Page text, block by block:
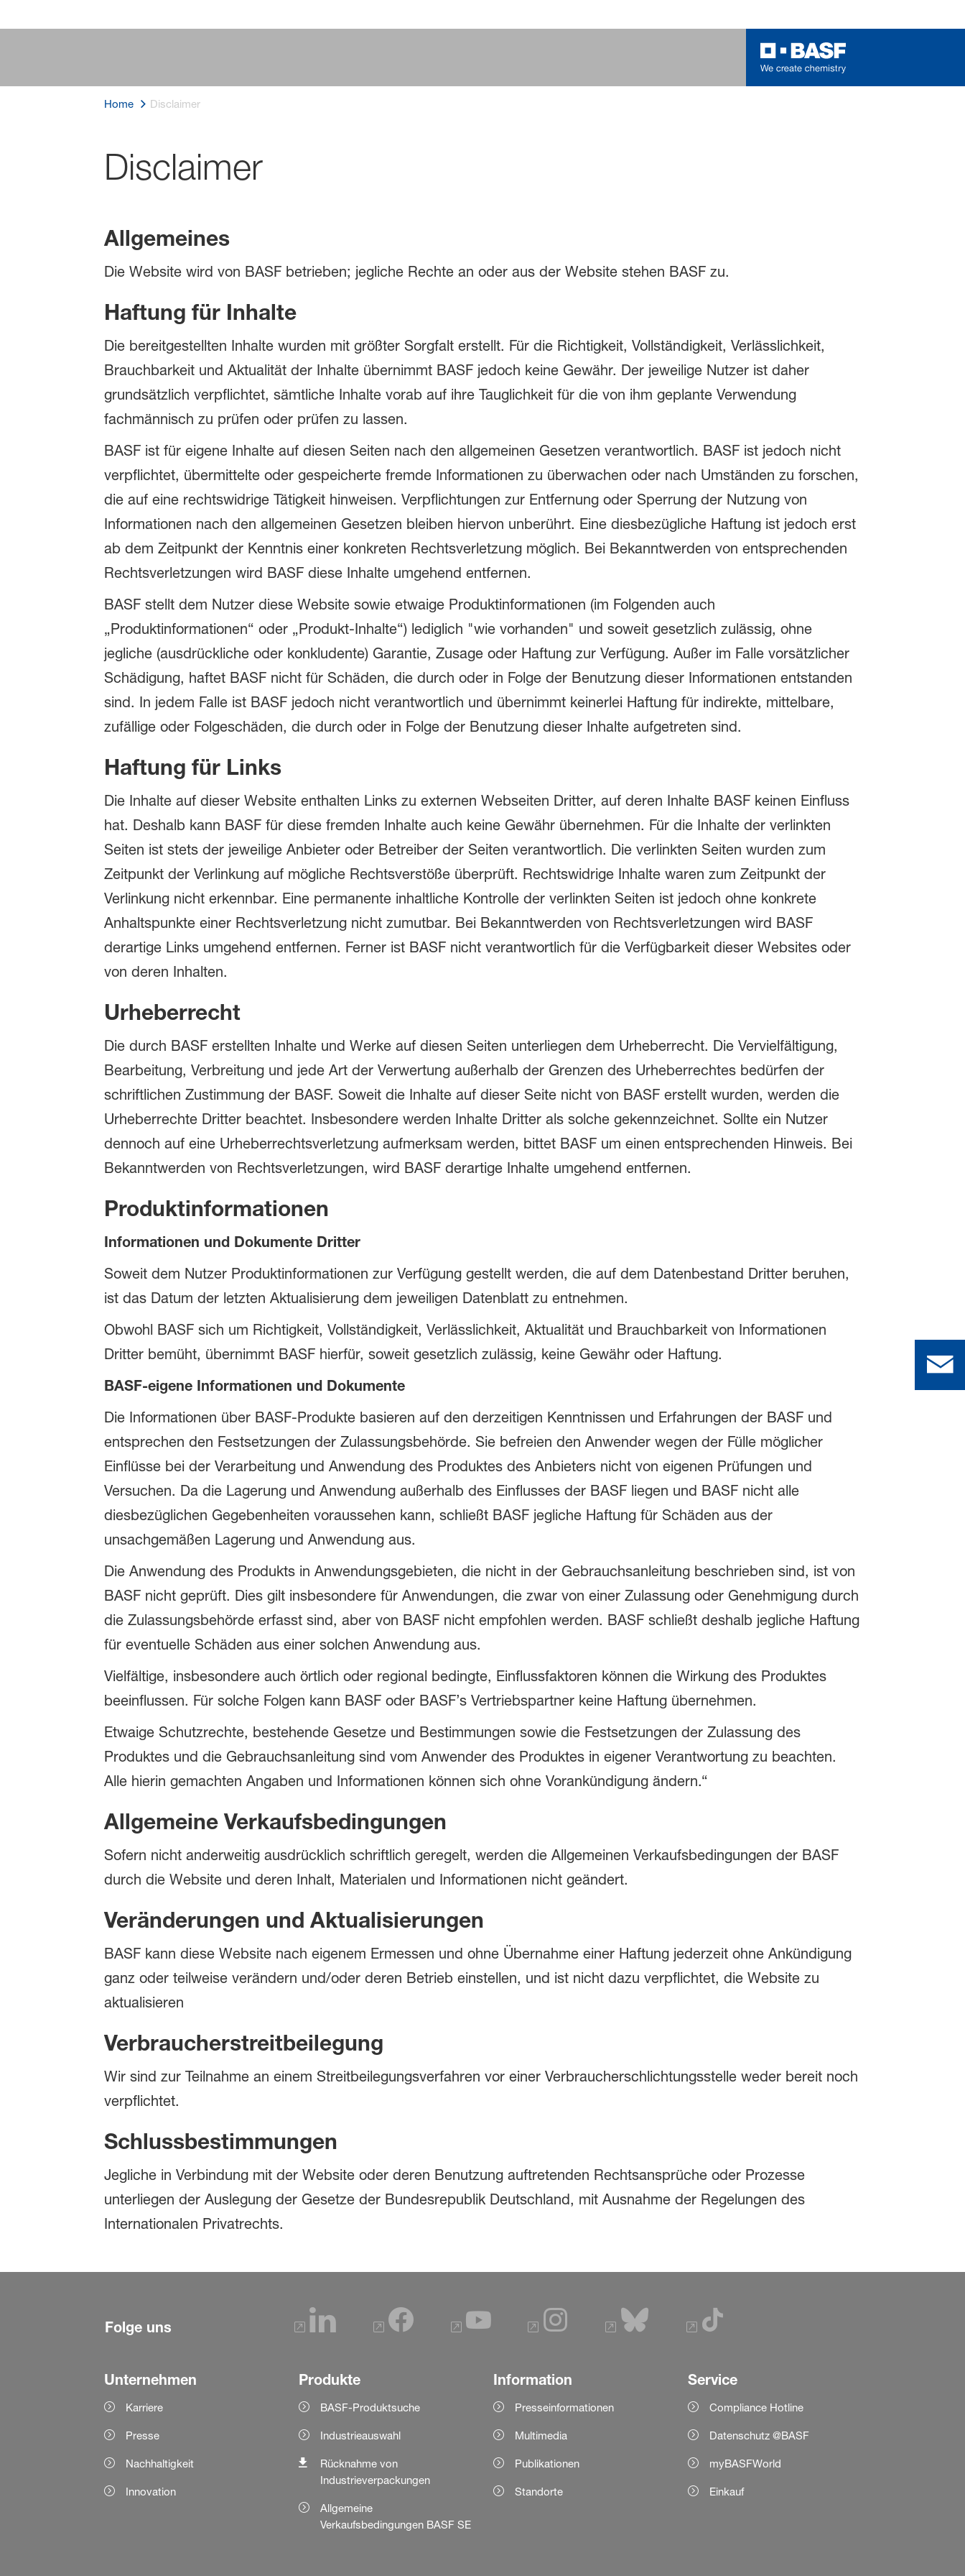
Home Disclaimer
Disclaimer
Allgemeines
Die Website wird von BASF betrieben; jegliche Rechte an oder aus der Website stehen BASF zu.
Haftung für Inhalte
Die bereitgestellten Inhalte wurden mit größter Sorgfalt erstellt. Für die Richtigkeit, Vollständigkeit, Verlässlichkeit,
Brauchbarkeit und Aktualität der Inhalte übernimmt BASF jedoch keine Gewähr. Der jeweilige Nutzer ist daher
grundsätzlich verpflichtet, sämtliche Inhalte vorab auf ihre Tauglichkeit für die von ihm geplante Verwendung
fachmännisch zu prüfen oder prüfen zu lassen.
BASF ist für eigene Inhalte auf diesen Seiten nach den allgemeinen Gesetzen verantwortlich. BASF ist jedoch nicht
verpflichtet, übermittelte oder gespeicherte fremde Informationen zu überwachen oder nach Umständen zu forschen,
die auf eine rechtswidrige Tätigkeit hinweisen. Verpflichtungen zur Entfernung oder Sperrung der Nutzung von
Informationen nach den allgemeinen Gesetzen bleiben hiervon unberührt. Eine diesbezügliche Haftung ist jedoch erst
ab dem Zeitpunkt der Kenntnis einer konkreten Rechtsverletzung möglich. Bei Bekanntwerden von entsprechenden
Rechtsverletzungen wird BASF diese Inhalte umgehend entfernen.
BASF stellt dem Nutzer diese Website sowie etwaige Produktinformationen (im Folgenden auch
„Produktinformationen“ oder „Produkt-Inhalte“) lediglich "wie vorhanden" und soweit gesetzlich zulässig, ohne
jegliche (ausdrückliche oder konkludente) Garantie, Zusage oder Haftung zur Verfügung. Außer im Falle vorsätzlicher
Schädigung, haftet BASF nicht für Schäden, die durch oder in Folge der Benutzung dieser Informationen entstanden
sind. In jedem Falle ist BASF jedoch nicht verantwortlich und übernimmt keinerlei Haftung für indirekte, mittelbare,
zufällige oder Folgeschäden, die durch oder in Folge der Benutzung dieser Inhalte aufgetreten sind.
Haftung für Links
Die Inhalte auf dieser Website enthalten Links zu externen Webseiten Dritter, auf deren Inhalte BASF keinen Einfluss
hat. Deshalb kann BASF für diese fremden Inhalte auch keine Gewähr übernehmen. Für die Inhalte der verlinkten
Seiten ist stets der jeweilige Anbieter oder Betreiber der Seiten verantwortlich. Die verlinkten Seiten wurden zum
Zeitpunkt der Verlinkung auf mögliche Rechtsverstöße überprüft. Rechtswidrige Inhalte waren zum Zeitpunkt der
Verlinkung nicht erkennbar. Eine permanente inhaltliche Kontrolle der verlinkten Seiten ist jedoch ohne konkrete
Anhaltspunkte einer Rechtsverletzung nicht zumutbar. Bei Bekanntwerden von Rechtsverletzungen wird BASF
derartige Links umgehend entfernen. Ferner ist BASF nicht verantwortlich für die Verfügbarkeit dieser Websites oder
von deren Inhalten.
Urheberrecht
Die durch BASF erstellten Inhalte und Werke auf diesen Seiten unterliegen dem Urheberrecht. Die Vervielfältigung,
Bearbeitung, Verbreitung und jede Art der Verwertung außerhalb der Grenzen des Urheberrechtes bedürfen der
schriftlichen Zustimmung der BASF. Soweit die Inhalte auf dieser Seite nicht von BASF erstellt wurden, werden die
Urheberrechte Dritter beachtet. Insbesondere werden Inhalte Dritter als solche gekennzeichnet. Sollte ein Nutzer
dennoch auf eine Urheberrechtsverletzung aufmerksam werden, bittet BASF um einen entsprechenden Hinweis. Bei
Bekanntwerden von Rechtsverletzungen, wird BASF derartige Inhalte umgehend entfernen.
Produktinformationen
Informationen und Dokumente Dritter
Soweit dem Nutzer Produktinformationen zur Verfügung gestellt werden, die auf dem Datenbestand Dritter beruhen,
ist das Datum der letzten Aktualisierung dem jeweiligen Datenblatt zu entnehmen.
Obwohl BASF sich um Richtigkeit, Vollständigkeit, Verlässlichkeit, Aktualität und Brauchbarkeit von Informationen
Dritter bemüht, übernimmt BASF hierfür, soweit gesetzlich zulässig, keine Gewähr oder Haftung.
BASF-eigene Informationen und Dokumente
Die Informationen über BASF-Produkte basieren auf den derzeitigen Kenntnissen und Erfahrungen der BASF und
entsprechen den Festsetzungen der Zulassungsbehörde. Sie befreien den Anwender wegen der Fülle möglicher
Einflüsse bei der Verarbeitung und Anwendung des Produktes des Anbieters nicht von eigenen Prüfungen und
Versuchen. Da die Lagerung und Anwendung außerhalb des Einflusses der BASF liegen und BASF nicht alle
diesbezüglichen Gegebenheiten voraussehen kann, schließt BASF jegliche Haftung für Schäden aus der
unsachgemäßen Lagerung und Anwendung aus.
Die Anwendung des Produkts in Anwendungsgebieten, die nicht in der Gebrauchsanleitung beschrieben sind, ist von
BASF nicht geprüft. Dies gilt insbesondere für Anwendungen, die zwar von einer Zulassung oder Genehmigung durch
die Zulassungsbehörde erfasst sind, aber von BASF nicht empfohlen werden. BASF schließt deshalb jegliche Haftung
für eventuelle Schäden aus einer solchen Anwendung aus.
Vielfältige, insbesondere auch örtlich oder regional bedingte, Einflussfaktoren können die Wirkung des Produktes
beeinflussen. Für solche Folgen kann BASF oder BASF’s Vertriebspartner keine Haftung übernehmen.
Etwaige Schutzrechte, bestehende Gesetze und Bestimmungen sowie die Festsetzungen der Zulassung des
Produktes und die Gebrauchsanleitung sind vom Anwender des Produktes in eigener Verantwortung zu beachten.
Alle hierin gemachten Angaben und Informationen können sich ohne Vorankündigung ändern.“
Allgemeine Verkaufsbedingungen
Sofern nicht anderweitig ausdrücklich schriftlich geregelt, werden die Allgemeinen Verkaufsbedingungen der BASF
durch die Website und deren Inhalt, Materialen und Informationen nicht geändert.
Veränderungen und Aktualisierungen
BASF kann diese Website nach eigenem Ermessen und ohne Übernahme einer Haftung jederzeit ohne Ankündigung
ganz oder teilweise verändern und/oder deren Betrieb einstellen, und ist nicht dazu verpflichtet, die Website zu
aktualisieren
Verbraucherstreitbeilegung
Wir sind zur Teilnahme an einem Streitbeilegungsverfahren vor einer Verbraucherschlichtungsstelle weder bereit noch
verpflichtet.
Schlussbestimmungen
Jegliche in Verbindung mit der Website oder deren Benutzung auftretenden Rechtsansprüche oder Prozesse
unterliegen der Auslegung der Gesetze der Bundesrepublik Deutschland, mit Ausnahme der Regelungen des
Internationalen Privatrechts.
Folge uns
Unternehmen
Karriere
Presse
Nachhaltigkeit
Innovation
Produkte
BASF-Produktsuche
Industrieauswahl
Rücknahme von
Industrieverpackungen
Allgemeine
Verkaufsbedingungen BASF SE
Information
Presseinformationen
Multimedia
Publikationen
Standorte
Service
Compliance Hotline
Datenschutz @BASF
myBASFWorld
Einkauf